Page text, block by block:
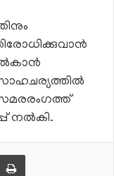
നൽകി.
via Email Print